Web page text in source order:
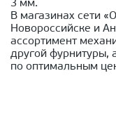
3 мм.
В магазинах сети
Новороссийске и
ассортимент
другой фурнитуры,
по оптимальным